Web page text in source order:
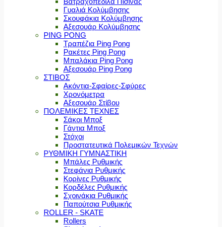
Γυαλιά Κολύμβησης
Σκουφάκια Κολύμβησης
Αξεσουάρ Κολύμβησης
PING PONG
Τραπέζια Ping Pong
Ρακέτες Ping Pong
Μπαλάκια Ping Pong
Αξεσουάρ Ping Pong
ΣΤΙΒΟΣ
Ακόντια-Σφαίρες-Σφύρες
Χρονόμετρα
Αξεσουάρ Στίβου
ΠΟΛΕΜΙΚΕΣ ΤΕΧΝΕΣ
Σάκοι Μποξ
Γάντια Μποξ
Στόχοι
Προστατευτικά Πολεμικών Τεχνών
ΡΥΘΜΙΚΗ ΓΥΜΝΑΣΤΙΚΗ
Μπάλες Ρυθμικής
Στεφάνια Ρυθμικής
Κορίνες Ρυθμικής
Κορδέλες Ρυθμικής
Σχοινάκια Ρυθμικής
Παπούτσια Ρυθμικής
ROLLER - SKATE
Rollers